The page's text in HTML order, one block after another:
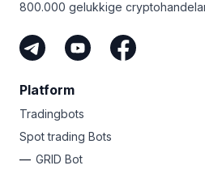
kans!
Ongeacht je niveau, heeft
om je winsten te automatiseren.
rockster?
800.000 gelukkige
Platform
Tradingbots
Spot trading Bots
GRID Bot